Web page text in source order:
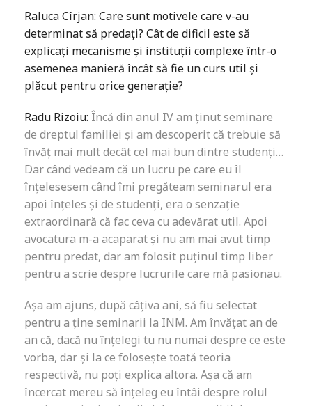
Raluca Cîrjan: Care sunt motivele care v-au
determinat să predați? Cât de dificil este să
explicați mecanisme și instituții complexe într-o
asemenea manieră încât să fie un curs util și
plăcut pentru orice generație?
Radu Rizoiu: Încă din anul IV am ținut seminare
de dreptul familiei și am descoperit că trebuie să
învăț mai mult decât cel mai bun dintre studenți…
Dar când vedeam că un lucru pe care eu îl
înțelesesem când îmi pregăteam seminarul era
apoi înțeles și de studenți, era o senzație
extraordinară că fac ceva cu adevărat util. Apoi
avocatura m-a acaparat și nu am mai avut timp
pentru predat, dar am folosit puținul timp liber
pentru a scrie despre lucrurile care mă pasionau.
Așa am ajuns, după câțiva ani, să fiu selectat
pentru a ține seminarii la INM. Am învățat an de
an că, dacă nu înțelegi tu nu numai despre ce este
vorba, dar și la ce folosește toată teoria
respectivă, nu poți explica altora. Așa că am
încercat mereu să înțeleg eu întâi despre rolul